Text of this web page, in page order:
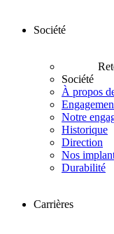
Société
Société
À propos
Notre
Historique
Direction
Nos
Durabilité
Carrières